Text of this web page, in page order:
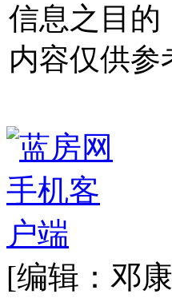
信息之目的
内容仅供参
[编辑：邓